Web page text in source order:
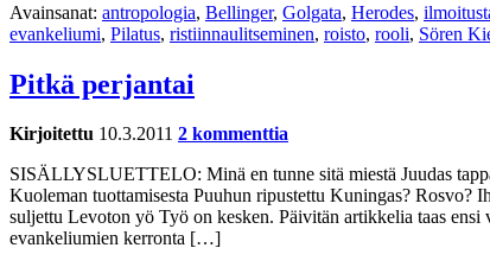
Avainsanat: antropologia, Bellinger, Golgata, Herodes,
evankeliumi, Pilatus, ristiinnaulitseminen, roisto, rooli, Sören
Pitkä perjantai
Kirjoitettu 10.3.2011 2 kommenttia
SISÄLLYSLUETTELO: Minä en tunne sitä miestä Juudas
Kuoleman tuottamisesta Puuhun ripustettu Kuningas? Rosvo?
suljettu Levoton yö Työ on kesken. Päivitän artikkelia taas
evankeliumien kerronta […]